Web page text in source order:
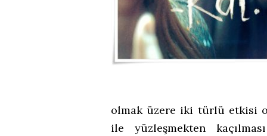
olmak üzere iki türlü etkisi
ile yüzleşmekten